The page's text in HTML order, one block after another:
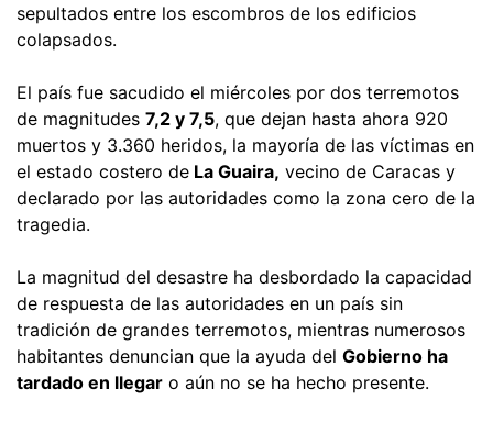
sepultados entre los escombros de los edificios
colapsados.
El país fue sacudido el miércoles por dos terremotos
de magnitudes 7,2 y 7,5, que dejan hasta ahora 920
muertos y 3.360 heridos, la mayoría de las víctimas en
el estado costero de La Guaira, vecino de Caracas y
declarado por las autoridades como la zona cero de la
tragedia.
La magnitud del desastre ha desbordado la capacidad
de respuesta de las autoridades en un país sin
tradición de grandes terremotos, mientras numerosos
habitantes denuncian que la ayuda del Gobierno ha
tardado en llegar o aún no se ha hecho presente.